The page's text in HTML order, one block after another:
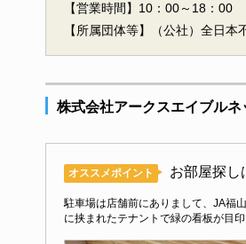
【営業時間】10：00～18：00
【所属団体等】（公社）全日
株式会社アークスエイブル
オススメポイント お部屋探し
駐車場は店舗前にありまして、JA福
に挟まれたテナントで緑の看板が目